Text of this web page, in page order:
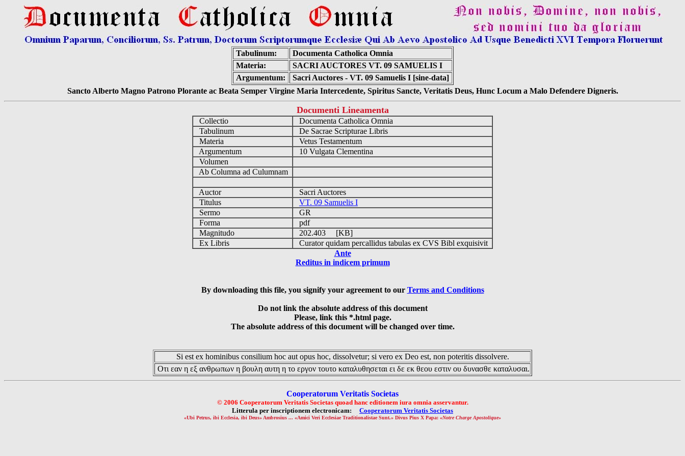
Tabulinum:
Documenta Catholica Omnia
Materia:
SACRI AUCTORES VT. 09 SAMUELIS I
Argumentum:
Sacri Auctores - VT. 09 Samuelis I [sine-data]
Sancto Alberto Magno Patrono Plorante ac Beata Semper Virgine Maria Intercedente, Spiritus Sancte, Veritatis Deus, Hunc Locum a Malo Defendere Digneris.
Documenti Lineamenta
Collectio
Documenta Catholica Omnia
Tabulinum
De Sacrae Scripturae Libris
Materia
Vetus Testamentum
Argumentum
10 Vulgata Clementina
Volumen
Ab Columna ad Culumnam
Auctor
Sacri Auctores
Titulus
VT. 09 Samuelis I
Sermo
GR
Forma
pdf
Magnitudo
202.403 [KB]
Ex Libris
Curator quidam percallidus tabulas ex CVS Bibl exquisivit
Ante
Reditus in indicem primum
By downloading this file, you signify your agreement to our Terms and Conditions
Do not link the absolute address of this document
Please, link this *.html page.
The absolute address of this document will be changed over time.
Si est ex hominibus consilium hoc aut opus hoc, dissolvetur; si vero ex Deo est, non poteritis dissolvere.
Οτι εαν η εξ ανθρωπων η βουλη αυτη η το εργον τουτο καταλυθησεται ει δε εκ θεου εστιν ου δυνασθε καταλυσαι.
Cooperatorum Veritatis Societas
© 2006 Cooperatorum Veritatis Societas quoad hanc editionem iura omnia asservantur.
Litterula per inscriptionem electronicam: Cooperatorum Veritatis Societas
«Ubi Petrus, ibi Ecclesia, ibi Deus» Ambrosius ... «Amici Veri Ecclesiae Traditionalistae Sunt.» Divus Pius X Papa: «Notre Charge Apostolique»